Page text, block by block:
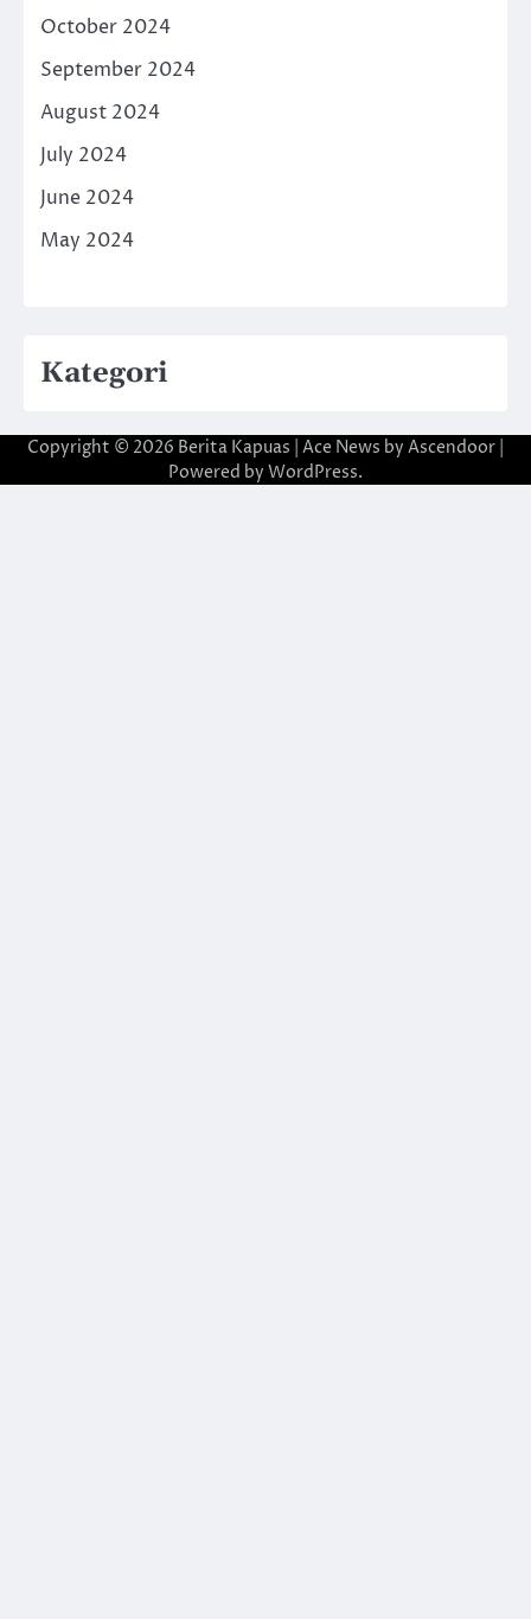
October 2024
September 2024
August 2024
July 2024
June 2024
May 2024
Kategori
Copyright © 2026 Berita Kapuas | Ace News by Ascendoor
Powered by WordPress.